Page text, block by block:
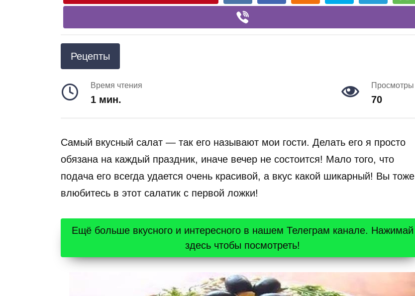
Рецепты
Время чтения
1 мин.
Просмотры
70
Самый вкусный салат — так его называют мои гости. Делать его я просто
обязана на каждый праздник, иначе вечер не состоится! Мало того, что
подача его всегда удается очень красивой, а вкус какой шикарный! Вы тоже
влюбитесь в этот салатик с первой ложки!
Ещё больше вкусного и интересного в нашем Телеграм канале. Нажимай
здесь чтобы посмотреть!